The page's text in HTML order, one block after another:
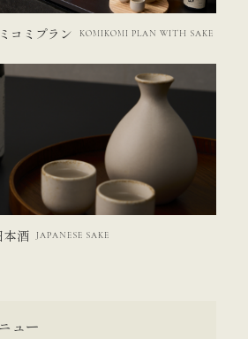
コミプラン KOMIKOMI PLAN WITH SAKE
本酒 JAPANESE SAKE
ュー